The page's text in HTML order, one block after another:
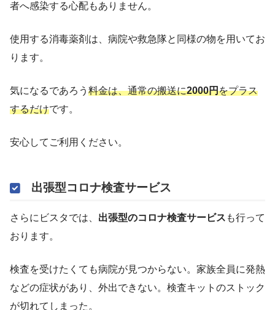
者へ感染する心配もありません。
使用する消毒薬剤は、病院や救急隊と同様の物を用いてお
ります。
気になるであろう 料金は、通常の搬送に2000円をプラス
するだけです。
安心してご利用ください。
出張型コロナ検査サービス
さらにビスタでは、 出張型のコロナ検査サービス も行って
おります。
検査を受けたくても病院が見つからない。家族全員に発熱
などの症状があり、外出できない。検査キットのストック
が切れてしまった。